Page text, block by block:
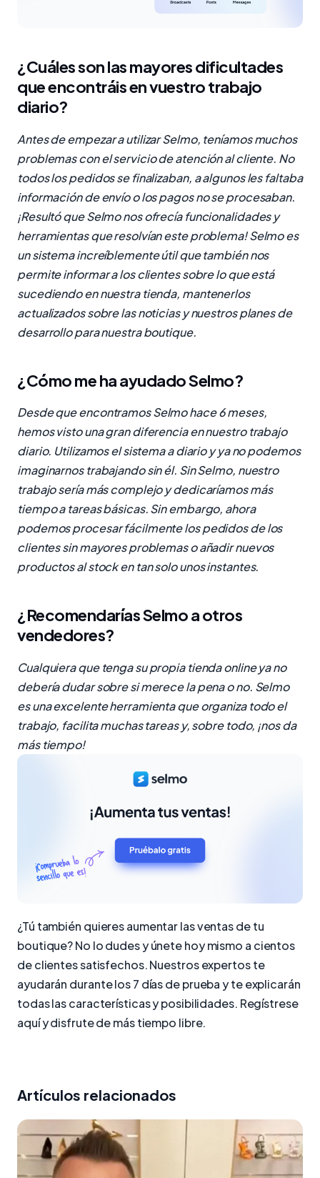
¿Cuáles son las mayores dificultades
que encontráis en vuestro trabajo
diario?
Antes de empezar a utilizar Selmo, teníamos muchos
problemas con el servicio de atención al cliente. No
todos los pedidos se finalizaban, a algunos les faltaba
información de envío o los pagos no se procesaban.
¡Resultó que Selmo nos ofrecía funcionalidades y
herramientas que resolvían este problema! Selmo es
un sistema increíblemente útil que también nos
permite informar a los clientes sobre lo que está
sucediendo en nuestra tienda, mantenerlos
actualizados sobre las noticias y nuestros planes de
desarrollo para nuestra boutique.
¿Cómo me ha ayudado Selmo?
Desde que encontramos Selmo hace 6 meses,
hemos visto una gran diferencia en nuestro trabajo
diario. Utilizamos el sistema a diario y ya no podemos
imaginarnos trabajando sin él. Sin Selmo, nuestro
trabajo sería más complejo y dedicaríamos más
tiempo a tareas básicas. Sin embargo, ahora
podemos procesar fácilmente los pedidos de los
clientes sin mayores problemas o añadir nuevos
productos al stock en tan solo unos instantes.
¿Recomendarías Selmo a otros
vendedores?
Cualquiera que tenga su propia tienda online ya no
debería dudar sobre si merece la pena o no. Selmo
es una excelente herramienta que organiza todo el
trabajo, facilita muchas tareas y, sobre todo, ¡nos da
más tiempo!
¿Tú también quieres aumentar las ventas de tu
boutique? No lo dudes y únete hoy mismo a cientos
de clientes satisfechos. Nuestros expertos te
ayudarán durante los 7 días de prueba y te explicarán
todas las características y posibilidades. Regístrese
aquí y disfrute de más tiempo libre.
Artículos relacionados